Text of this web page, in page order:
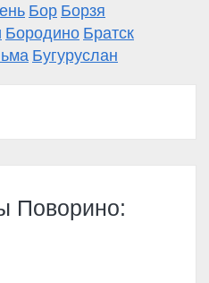
Бор Борзя
Бородино Братск
Бугуруслан
Поворино: